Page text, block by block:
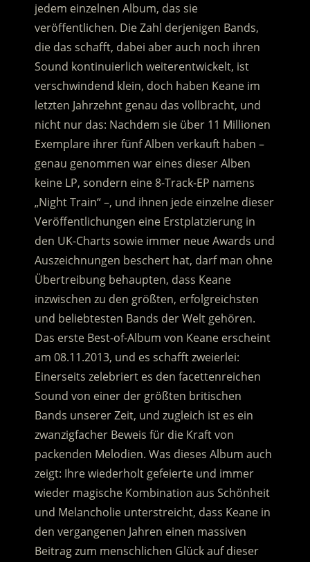
jedem einzelnen Album, das sie
veröffentlichen. Die Zahl derjenigen Bands,
die das schafft, dabei aber auch noch ihren
Sound kontinuierlich weiterentwickelt, ist
verschwindend klein, doch haben Keane im
letzten Jahrzehnt genau das vollbracht, und
nicht nur das: Nachdem sie über 11 Millionen
Exemplare ihrer fünf Alben verkauft haben –
genau genommen war eines dieser Alben
keine LP, sondern eine 8-Track-EP namens
„Night Train“ –, und ihnen jede einzelne dieser
Veröffentlichungen eine Erstplatzierung in
den UK-Charts sowie immer neue Awards und
Auszeichnungen beschert hat, darf man ohne
Übertreibung behaupten, dass Keane
inzwischen zu den größten, erfolgreichsten
und beliebtesten Bands der Welt gehören.
Das erste Best-of-Album von Keane erscheint
am 08.11.2013, und es schafft zweierlei:
Einerseits zelebriert es den facettenreichen
Sound von einer der größten britischen
Bands unserer Zeit, und zugleich ist es ein
zwanzigfacher Beweis für die Kraft von
packenden Melodien. Was dieses Album auch
zeigt: Ihre wiederholt gefeierte und immer
wieder magische Kombination aus Schönheit
und Melancholie unterstreicht, dass Keane in
den vergangenen Jahren einen massiven
Beitrag zum menschlichen Glück auf dieser